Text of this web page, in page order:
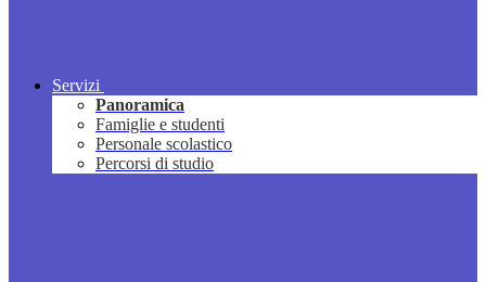
Servizi
Panoramica
Famiglie e studenti
Personale scolastico
Percorsi di studio